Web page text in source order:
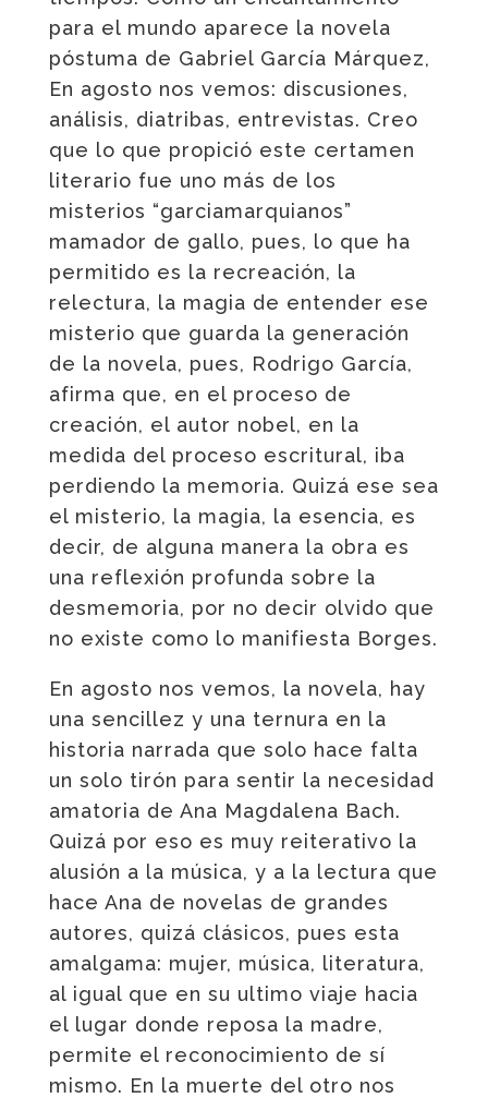
para el mundo aparece la novela
póstuma de Gabriel García Márquez,
En agosto nos vemos: discusiones,
análisis, diatribas, entrevistas. Creo
que lo que propició este certamen
literario fue uno más de los
misterios “garciamarquianos”
mamador de gallo, pues, lo que ha
permitido es la recreación, la
relectura, la magia de entender ese
misterio que guarda la generación
de la novela, pues, Rodrigo García,
afirma que, en el proceso de
creación, el autor nobel, en la
medida del proceso escritural, iba
perdiendo la memoria. Quizá ese sea
el misterio, la magia, la esencia, es
decir, de alguna manera la obra es
una reflexión profunda sobre la
desmemoria, por no decir olvido que
no existe como lo manifiesta Borges.
En agosto nos vemos, la novela, hay
una sencillez y una ternura en la
historia narrada que solo hace falta
un solo tirón para sentir la necesidad
amatoria de Ana Magdalena Bach.
Quizá por eso es muy reiterativo la
alusión a la música, y a la lectura que
hace Ana de novelas de grandes
autores, quizá clásicos, pues esta
amalgama: mujer, música, literatura,
al igual que en su ultimo viaje hacia
el lugar donde reposa la madre,
permite el reconocimiento de sí
mismo. En la muerte del otro nos